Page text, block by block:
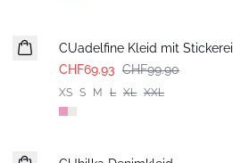
CUadelfine Kleid mit Stickerei
CHF69.93 CHF99.90
XS S M L XL XXL